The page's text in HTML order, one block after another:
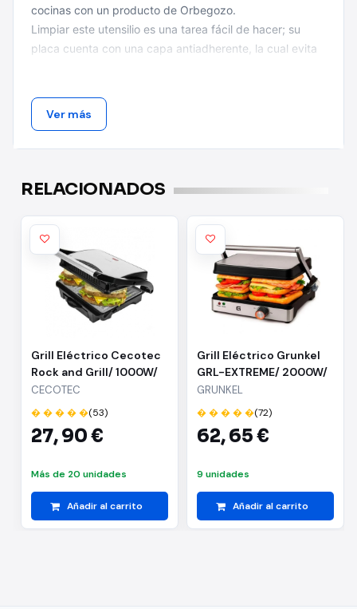
cocinas con un producto de Orbegozo.
Limpiar este utensilio es una tarea fácil de hacer; su
placa cuenta con una capa antiadherente, la cual evita
Orbegozo.
GRILL INOX.
Cocina sana con bajo nivel de grasas.
Placa con capa antiadherente.
Fácil limpieza.
Superficie de asado grill.
Bandeja recoge salsas.
Placa superior basculante.
Superficie de asado: 23x14,5 cm.
Potencia: 800W.
Conexión: 230V~50Hz.
Ver más
RELACIONADOS
Grill Eléctrico Cecotec
Rock and Grill/ 1000W/
Tamaño 254*175mm
CECOTEC
� � � � �(53)
27,90 €
Más de 20 unidades
Añadir al carrito
Grill Eléctrico Grunkel
GRL-EXTREME/ 2000W/
Tamaño 290*260mm
GRUNKEL
� � � � �(72)
62,65 €
9 unidades
Añadir al carrito